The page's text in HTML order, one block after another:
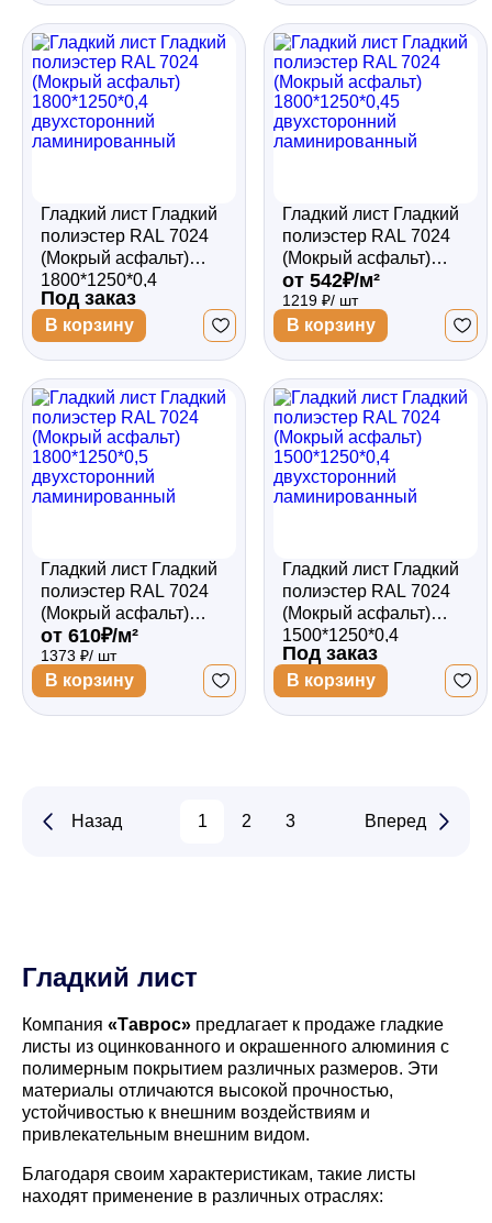
Гладкий лист Гладкий
полиэстер RAL 7024
(Мокрый асфальт)
1800*1250*0,4
двухсторонний
ламинированный
Под заказ
В корзину
Гладкий лист Гладкий
полиэстер RAL 7024
(Мокрый асфальт)
1800*1250*0,45
двухсторонний
ламинированный
от 542₽/м²
1219 ₽/ шт
В корзину
Гладкий лист Гладкий
полиэстер RAL 7024
(Мокрый асфальт)
1800*1250*0,5
двухсторонний
ламинированный
от 610₽/м²
1373 ₽/ шт
В корзину
Гладкий лист Гладкий
полиэстер RAL 7024
(Мокрый асфальт)
1500*1250*0,4
двухсторонний
ламинированный
Под заказ
В корзину
Назад 1 2 3 Вперед
Гладкий лист
Компания «Таврос» предлагает к продаже гладкие
листы из оцинкованного и окрашенного алюминия с
полимерным покрытием различных размеров. Эти
материалы отличаются высокой прочностью,
устойчивостью к внешним воздействиям и
привлекательным внешним видом.
Благодаря своим характеристикам, такие листы
находят применение в различных отраслях: